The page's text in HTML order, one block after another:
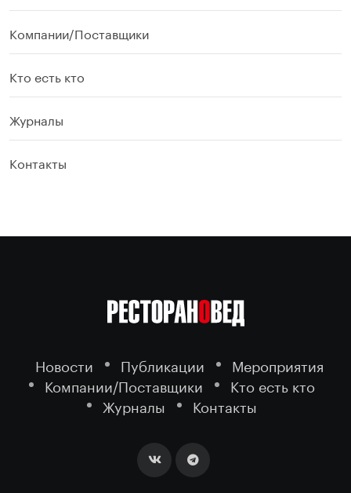
Компании/Поставщики
Кто есть кто
Журналы
Контакты
Новости Публикации
Мероприятия
Компании/Поставщики
Кто есть кто
Журналы
Контакты